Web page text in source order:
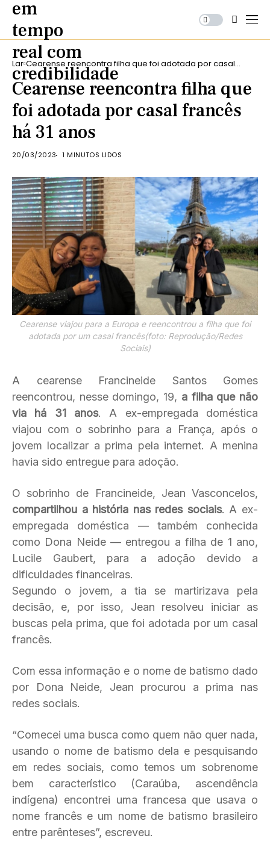
Lar Cearense reencontra filha que foi adotada por casal
francês há 31 anos
Cearense reencontra filha que
foi adotada por casal francês
há 31 anos
20/03/2023 1 MINUTOS LIDOS
Cearense viajou para a Europa e reencontrou a filha que foi
adotada por um casal francês(foto: Reprodução/Redes
Sociais)
A cearense Francineide Santos Gomes
reencontrou, nesse domingo, 19, a filha que não
via há 31 anos. A ex-empregada doméstica
viajou com o sobrinho para a França, após o
jovem localizar a prima pela internet. A menina
havia sido entregue para adoção.
O sobrinho de Francineide, Jean Vasconcelos,
compartilhou a história nas redes sociais. A ex-
empregada doméstica — também conhecida
como Dona Neide — entregou a filha de 1 ano,
Lucile Gaubert, para a adoção devido a
dificuldades financeiras.
Segundo o jovem, a tia se martirizava pela
decisão, e, por isso, Jean resolveu iniciar as
buscas pela prima, que foi adotada por um casal
francês.
Com essa informação e o nome de batismo dado
por Dona Neide, Jean procurou a prima nas
redes sociais.
“Comecei uma busca como quem não quer nada,
usando o nome de batismo dela e pesquisando
em redes sociais, como temos um sobrenome
bem característico (Caraúba, ascendência
indígena) encontrei uma francesa que usava o
nome francês e um nome de batismo brasileiro
entre parênteses”, escreveu.